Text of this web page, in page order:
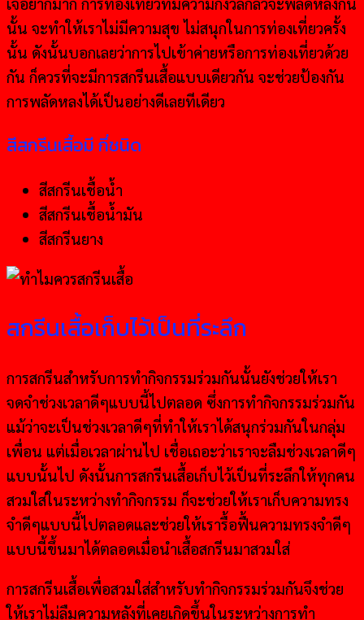
นั้น จะทำให้เราไม่มีความสุข ไม่สนุกในการท่องเที่ยวครั้ง
นั้น ดังนั้นบอกเลยว่าการไปเข้าค่ายหรือการท่องเที่ยวด้วย
กัน ก็ควรที่จะมีการสกรีนเสื้อแบบเดียวกัน จะช่วยป้องกัน
การพลัดหลงได้เป็นอย่างดีเลยทีเดียว
สีสกรีนเสื้อมี กี่ชนิด
สีสกรีนเชื้อนํ้า
สีสกรีนเชื้อนํ้ามัน
สีสกรีนยาง
สกรีนเสื้อเก็บไว้เป็นที่ระลึก
การสกรีนสำหรับการทำกิจกรรมร่วมกันนั้นยังช่วยให้เรา
จดจำช่วงเวลาดีๆแบบนี้ไปตลอด ซึ่งการทำกิจกรรมร่วมกัน
แม้ว่าจะเป็นช่วงเวลาดีๆที่ทำให้เราได้สนุกร่วมกันในกลุ่ม
เพื่อน แต่เมื่อเวลาผ่านไป เชื่อเถอะว่าเราจะลืมช่วงเวลาดีๆ
แบบนั้นไป ดังนั้นการสกรีนเสื้อเก็บไว้เป็นที่ระลึกให้ทุกคน
สวมใส่ในระหว่างทำกิจกรรม ก็จะช่วยให้เราเก็บความทรง
จำดีๆแบบนี้ไปตลอดและช่วยให้เรารื้อฟื้นความทรงจำดีๆ
แบบนี้ขึ้นมาได้ตลอดเมื่อนำเสื้อสกรีนมาสวมใส่
การสกรีนเสื้อเพื่อสวมใส่สำหรับทำกิจกรรมร่วมกันจึงช่วย
ให้เราไม่ลืมความหลังที่เคยเกิดขึ้นในระหว่างการทำ